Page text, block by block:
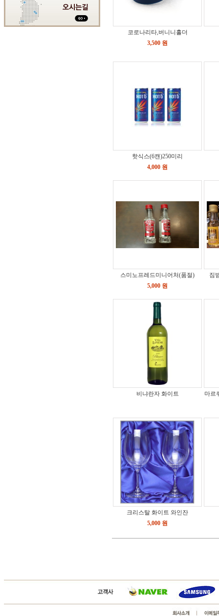
코로나리타,버니니홀더
3,500 원
핫식스(6캔)250미리
4,000 원
스미노프레드미니어처(품절)
5,000 원
짐
비냐란자 화이트 마르
크리스탈 화이트 와인잔
5,000 원